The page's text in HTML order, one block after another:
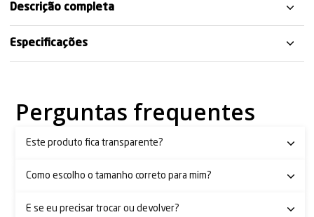
Descrição completa
Especificações
Perguntas frequentes
Este produto fica transparente?
Como escolho o tamanho correto para mim?
E se eu precisar trocar ou devolver?